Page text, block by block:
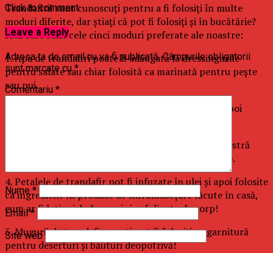
Trandafirii sunt cunoscuți pentru a fi folosiți în multe
moduri diferite, dar știați că pot fi folosiți și în bucătărie?
Iată care sunt cele cinci moduri preferate ale noastre:
1. Apa de trandafiri poate fi adăugată la dressingurile
pentru salate sau chiar folosită ca marinată pentru pește
sau pui.
2. Petalele de trandafir pot fi infuzate cu zahăr și apoi
3. Adăugați petale de trandafir în ceaiul dumneavoastră
pentru o aromă unică (și câțiva antioxidanți în plus).
4. Petalele de trandafir pot fi infuzate în ulei și apoi folosite
ca ingredient în produse de înfrumusețare făcute în casă,
cum ar fi loțiuni, balsamuri și exfoliante de corp!
5. Mugurii de trandafir uscați pot fi folosiți ca garnitură
pentru deserturi și băuturi deopotrivă!
Click to comment
Leave a Reply
Adresa ta de email nu va fi publicată. Câmpurile obligatorii
sunt marcate cu*
Comentariu *
Nume *
Email*
Site web